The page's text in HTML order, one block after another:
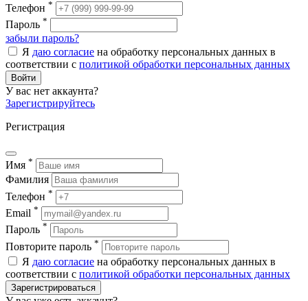
Телефон *
Пароль *
забыли пароль?
Я даю согласие на обработку персональных данных в
соответствии с политикой обработки персональных данных
Войти
У вас нет аккаунта?
Зарегистрируйтесь
Регистрация
Имя *
Фамилия
Телефон *
Email *
Пароль *
Повторите пароль *
Я даю согласие на обработку персональных данных в
соответствии с политикой обработки персональных данных
Зарегистрироваться